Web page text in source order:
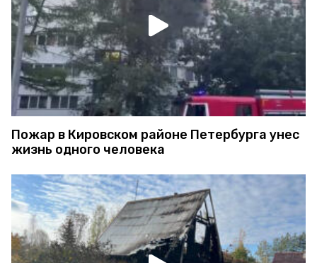
Пожар в Кировском районе Петербурга унес
жизнь одного человека